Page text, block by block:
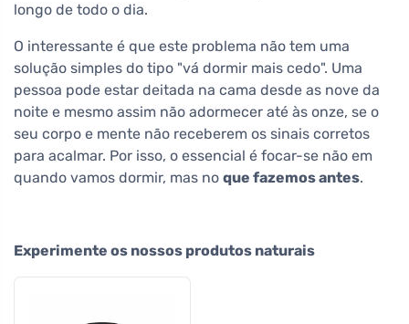
longo de todo o dia.
O interessante é que este problema não tem uma
solução simples do tipo "vá dormir mais cedo". Uma
pessoa pode estar deitada na cama desde as nove da
noite e mesmo assim não adormecer até às onze, se o
seu corpo e mente não receberem os sinais corretos
para acalmar. Por isso, o essencial é focar-se não em
quando vamos dormir, mas no que fazemos antes.
Experimente os nossos produtos naturais